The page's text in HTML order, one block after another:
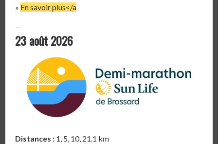
» En savoir plus</a
—
23 août 2026
Distances : 1, 5, 10, 21.1 km